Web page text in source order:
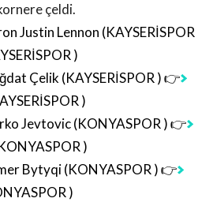
çeldi.
Justin Lennon (KAYSERİSPOR
)
Çelik (KAYSERİSPOR )👉
)
Jevtovic (KONYASPOR )👉
)
Bytyqi (KONYASPOR )👉
)